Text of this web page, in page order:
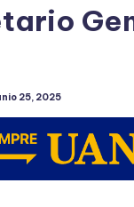
25, 2025